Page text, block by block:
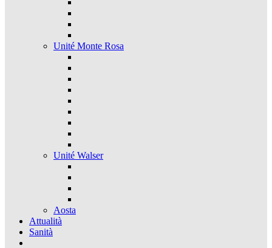
Unité Monte Rosa
Unité Walser
Aosta
Attualità
Sanità